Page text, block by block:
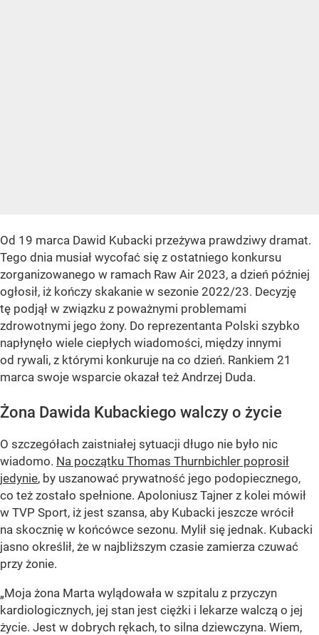
Od 19 marca Dawid Kubacki przeżywa prawdziwy dramat.
Tego dnia musiał wycofać się z ostatniego konkursu
zorganizowanego w ramach Raw Air 2023, a dzień później
ogłosił, iż kończy skakanie w sezonie 2022/23. Decyzję
tę podjął w związku z poważnymi problemami
zdrowotnymi jego żony. Do reprezentanta Polski szybko
napłynęło wiele ciepłych wiadomości, między innymi
od rywali, z którymi konkuruje na co dzień. Rankiem 21
marca swoje wsparcie okazał też Andrzej Duda.
Żona Dawida Kubackiego walczy o życie
O szczegółach zaistniałej sytuacji długo nie było nic
wiadomo. Na początku Thomas Thurnbichler poprosił
jedynie, by uszanować prywatność jego podopiecznego,
co też zostało spełnione. Apoloniusz Tajner z kolei mówił
w TVP Sport, iż jest szansa, aby Kubacki jeszcze wrócił
na skocznię w końcówce sezonu. Mylił się jednak. Kubacki
jasno określił, że w najbliższym czasie zamierza czuwać
przy żonie.
„Moja żona Marta wylądowała w szpitalu z przyczyn
kardiologicznych, jej stan jest ciężki i lekarze walczą o jej
życie. Jest w dobrych rękach, to silna dziewczyna. Wiem,